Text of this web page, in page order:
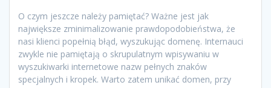
O czym jeszcze należy pamiętać? Ważne jest jak
największe zminimalizowanie prawdopodobieństwa, że
nasi klienci popełnią błąd, wyszukując domenę. Internauci
zwykle nie pamiętają o skrupulatnym wpisywaniu w
wyszukiwarki internetowe nazw pełnych znaków
specjalnych i kropek. Warto zatem unikać domen, przy